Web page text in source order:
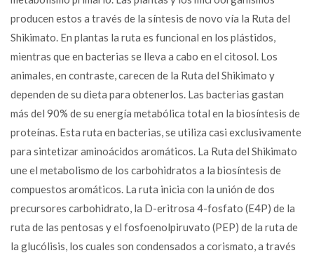
producen estos a través de la síntesis de novo vía la Ruta del
Shikimato. En plantas la ruta es funcional en los plástidos,
mientras que en bacterias se lleva a cabo en el citosol. Los
animales, en contraste, carecen de la Ruta del Shikimato y
dependen de su dieta para obtenerlos. Las bacterias gastan
más del 90% de su energía metabólica total en la biosíntesis de
proteínas. Esta ruta en bacterias, se utiliza casi exclusivamente
para sintetizar aminoácidos aromáticos. La Ruta del Shikimato
une el metabolismo de los carbohidratos a la biosíntesis de
compuestos aromáticos. La ruta inicia con la unión de dos
precursores carbohidrato, la D-eritrosa 4-fosfato (E4P) de la
ruta de las pentosas y el fosfoenolpiruvato (PEP) de la ruta de
la glucólisis, los cuales son condensados a corismato, a través